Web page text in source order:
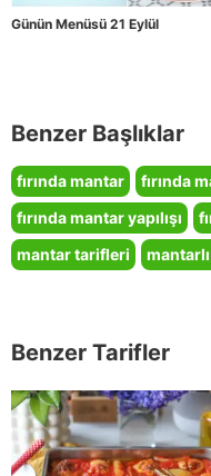
Günün Menüsü 21 Eylül
Benzer Başlıklar
fırında mantar
fırında
fırında mantar yapılışı
mantar tarifleri
Benzer Tarifler